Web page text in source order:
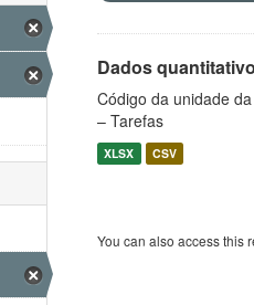
Dados
Código da unidade
– Tarefas
XLSX CSV
You can also access this